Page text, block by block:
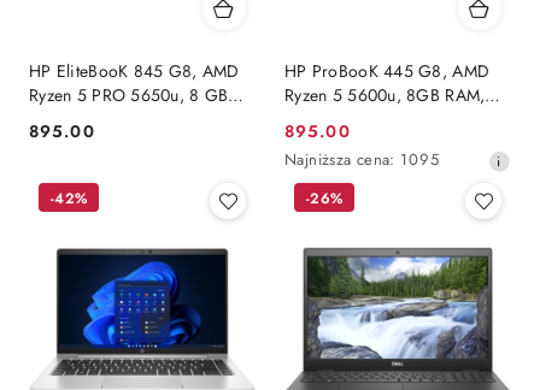
HP EliteBooK 845 G8, AMD
Ryzen 5 PRO 5650u, 8 GB
FHD, Windows 11 Pro
Cena:
895.00
HP ProBooK 445 G8, AMD
Ryzen 5 5600u, 8GB RAM,
Windows 11 Pro
Cena
promocyjna:
895.00
Najniższa
cena
dni
przed
obniżką
Najniższa cena: 1095
-42% -26%